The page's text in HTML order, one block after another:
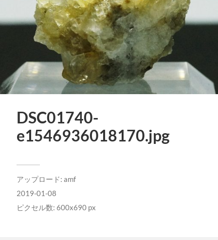
DSC01740-
e1546936018170.jpg
アップロード: amf
2019-01-08
ピクセル数: 600x690 px